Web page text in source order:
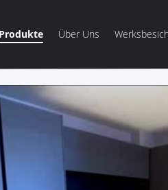
Produkte Über Uns